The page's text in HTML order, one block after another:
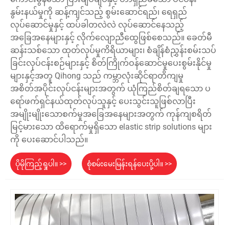
နွမ်းနယ်မှုကို ဆန့်ကျင်သည့် စွမ်းဆောင်ရည်၊ ရေရှည်
လုပ်ဆောင်မှုနှင့် ထပ်ခါတလဲလဲ လုပ်ဆောင်နေသည့်
အခြေအနေများနှင့် လိုက်လျောညီထွေဖြစ်စေသည်။ ခေတ်မီ
ဆန်းသစ်သော ထုတ်လုပ်မှုကိရိယာများ၊ စံချိန်စံညွှန်းစမ်းသပ်
ခြင်းလုပ်ငန်းစဉ်များနှင့် စိတ်ကြိုက်ဝန်ဆောင်မှုပေးစွမ်းနိုင်မှု
များနှင့်အတူ Qihong သည် ကမ္ဘာလုံးဆိုင်ရာတိကျမှု
အစိတ်အပိုင်းလုပ်ငန်းများအတွက် ယုံကြည်စိတ်ချရသော ပ
ရော်ဖက်ရှင်နယ်ထုတ်လုပ်သူနှင့် ပေးသွင်းသူဖြစ်လာပြီး
အမျိုးမျိုးသောစက်မှုအခြေအနေများအတွက် ကုန်ကျစရိတ်
မြင့်မားသော ထိရောက်မှုရှိသော elastic strip solutions များ
ကို ပေးဆောင်ပါသည်။
ပိုမိုကြည့်ရှုပါ။ >> စုံစမ်းမေးမြန်းရန်ပေးပို့ပါ။ >>